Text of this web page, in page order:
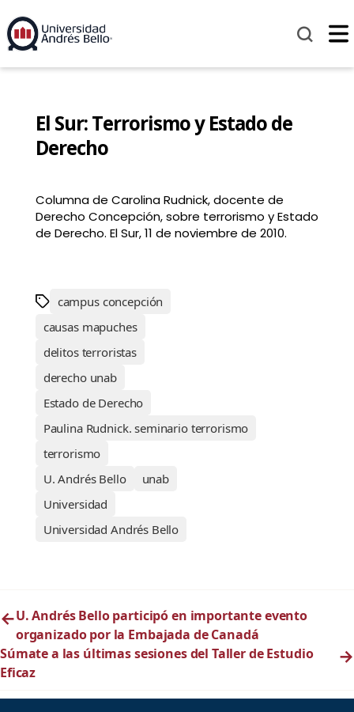
El Sur: Terrorismo y Estado de
Derecho
Columna de Carolina Rudnick, docente de
Derecho Concepción, sobre terrorismo y Estado
de Derecho. El Sur, 11 de noviembre de 2010.
campus concepción
causas mapuches
delitos terroristas
derecho unab
Estado de Derecho
Paulina Rudnick. seminario terrorismo
terrorismo
U. Andrés Bello
unab
Universidad
Universidad Andrés Bello
←U. Andrés Bello participó en importante evento
organizado por la Embajada de Canadá
Súmate a las últimas sesiones del Taller de Estudio
Eficaz
→